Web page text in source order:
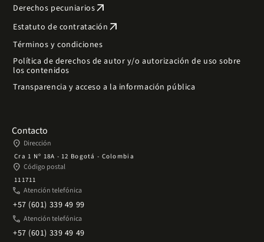
Derechos pecuniariosarrow_outward
Estatuto de contratación arrow_outward
Términos y condiciones
Política de derechos de autor y/o autorización de uso sobre
los contenidos
Transparencia y acceso a la información pública
Contacto
place Dirección
Cra 1 Nº 18A - 12 Bogotá - Colombia
place Código postal
111711
phone Atención telefónica
+57 (601) 339 49 99
phone Atención telefónica
+57 (601) 339 49 49